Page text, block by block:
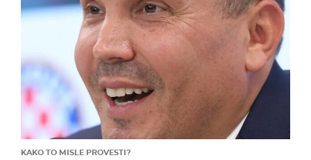
KAKO TO MISLE PROVESTI?